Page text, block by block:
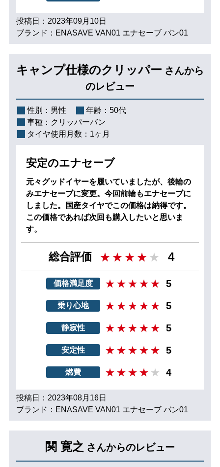
投稿日：2023年09月10日
ブランド：ENASAVE VAN01 エナセーブ バン01
キャンプ仕様のクリッパー さんから
のレビュー
性別： 男性 年齢： 50代
車種： クリッパーバン
タイヤ使用月数： 1ヶ月
安定のエナセーブ
元々グッドイヤーを履いていましたが、後輪の
みエナセーブに変更。今回前輪もエナセーブに
しました。国産タイヤでこの価格は納得です。
この価格であれば次回も購入したいと思いま
す。
総合評価 4
価格満足度 5
乗り心地 5
静寂性 5
安定性 5
燃費 4
投稿日：2023年08月16日
ブランド：ENASAVE VAN01 エナセーブ バン01
関 寛之 さんからのレビュー